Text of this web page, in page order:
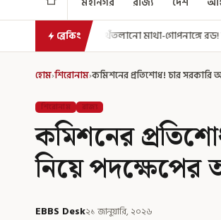
ব্রেকিং
মাথা-গোপনাঙ্গে রড! বিজেপিশাসিত অসমে
হোম›শিরোনাম›কমিশনের প্রতিশোধ! চার সরকারি
শিরোনাম রাজ্য
কমিশনের
নিয়ে পদক্ষেপের
EBBS Desk২১ জানুয়ারি, ২০২৬